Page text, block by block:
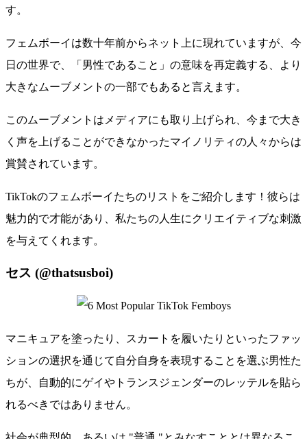
す。
フェムボーイは数十年前からネット上に現れていますが、今
日の世界で、「男性であること」の意味を再定義する、より
大きなムーブメントの一部でもあると言えます。
このムーブメントはメディアにも取り上げられ、今まで大き
く声を上げることができなかったマイノリティの人々からは
賞賛されています。
TikTokのフェムボーイたちのリストをご紹介します！彼らは
魅力的で才能があり、私たちの人生にクリエイティブな刺激
を与えてくれます。
セス (@thatsusboi)
マニキュアを塗ったり、スカートを履いたりといったファッ
ションの選択を通じて自分自身を表現することを選ぶ男性た
ちが、自動的にゲイやトランスジェンダーのレッテルを貼ら
れるべきではありません。